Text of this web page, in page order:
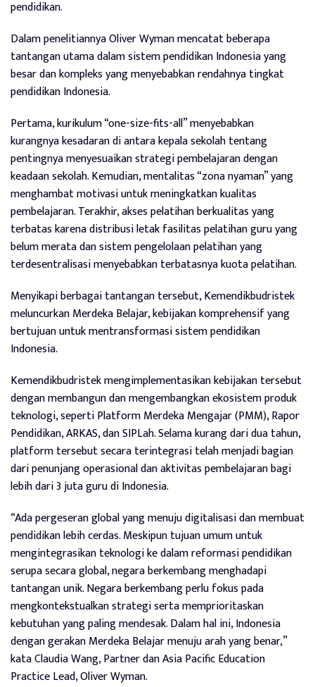
pendidikan.
Dalam penelitiannya Oliver Wyman mencatat beberapa
tantangan utama dalam sistem pendidikan Indonesia yang
besar dan kompleks yang menyebabkan rendahnya tingkat
pendidikan Indonesia.
Pertama, kurikulum “one-size-fits-all” menyebabkan
kurangnya kesadaran di antara kepala sekolah tentang
pentingnya menyesuaikan strategi pembelajaran dengan
keadaan sekolah. Kemudian, mentalitas “zona nyaman” yang
menghambat motivasi untuk meningkatkan kualitas
pembelajaran. Terakhir, akses pelatihan berkualitas yang
terbatas karena distribusi letak fasilitas pelatihan guru yang
belum merata dan sistem pengelolaan pelatihan yang
terdesentralisasi menyebabkan terbatasnya kuota pelatihan.
Menyikapi berbagai tantangan tersebut, Kemendikbudristek
meluncurkan Merdeka Belajar, kebijakan komprehensif yang
bertujuan untuk mentransformasi sistem pendidikan
Indonesia.
Kemendikbudristek mengimplementasikan kebijakan tersebut
dengan membangun dan mengembangkan ekosistem produk
teknologi, seperti Platform Merdeka Mengajar (PMM), Rapor
Pendidikan, ARKAS, dan SIPLah. Selama kurang dari dua tahun,
platform tersebut secara terintegrasi telah menjadi bagian
dari penunjang operasional dan aktivitas pembelajaran bagi
lebih dari 3 juta guru di Indonesia.
“Ada pergeseran global yang menuju digitalisasi dan membuat
pendidikan lebih cerdas. Meskipun tujuan umum untuk
mengintegrasikan teknologi ke dalam reformasi pendidikan
serupa secara global, negara berkembang menghadapi
tantangan unik. Negara berkembang perlu fokus pada
mengkontekstualkan strategi serta memprioritaskan
kebutuhan yang paling mendesak. Dalam hal ini, Indonesia
dengan gerakan Merdeka Belajar menuju arah yang benar,”
kata Claudia Wang, Partner dan Asia Pacific Education
Practice Lead, Oliver Wyman.